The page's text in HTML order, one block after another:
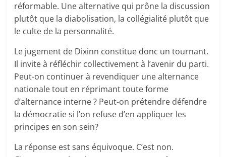
réformable. Une alternative qui prône la discussion
plutôt que la diabolisation, la collégialité plutôt que
le culte de la personnalité.
Le jugement de Dixinn constitue donc un tournant.
Il invite à réfléchir collectivement à l’avenir du parti.
Peut-on continuer à revendiquer une alternance
nationale tout en réprimant toute forme
d’alternance interne ? Peut-on prétendre défendre
la démocratie si l’on refuse d’en appliquer les
principes en son sein?
La réponse est sans équivoque. C’est non.